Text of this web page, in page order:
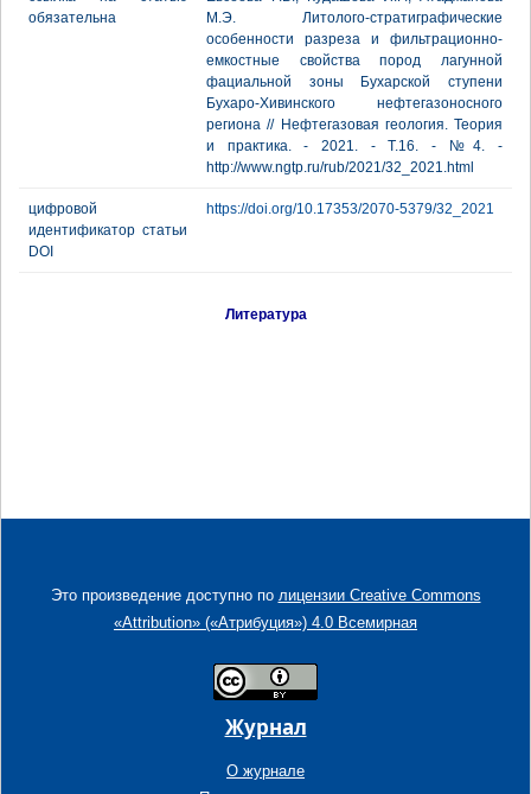
обязательна
М.Э. Литолого-стратиграфические
особенности разреза и фильтрационно-
емкостные свойства пород лагунной
фациальной зоны Бухарской ступени
Бухаро-Хивинского нефтегазоносного
региона // Нефтегазовая геология. Теория
и практика. - 2021. - Т.16. - №4. -
http://www.ngtp.ru/rub/2021/32_2021.html
цифровой
идентификатор статьи
DOI
https://doi.org/10.17353/2070-5379/32_2021
Литература
Это произведение доступно по лицензии Creative Commons
«Attribution» («Атрибуция») 4.0 Всемирная
Журнал
О журнале